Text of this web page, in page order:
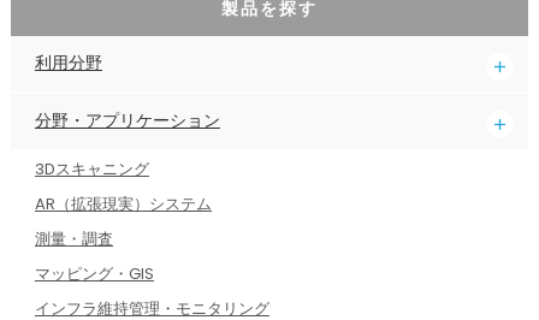
製品を探す
利用分野
分野・アプリケーション
3Dスキャニング
AR（拡張現実）システム
測量・調査
マッピング・GIS
インフラ維持管理・モニタリング